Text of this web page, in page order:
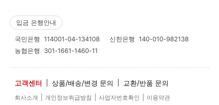
입금 은행안내
국민은행 114001-04-134108 신한은행 140-010-982138
농협은행 301-1661-1460-11
고객센터 상품/배송/변경 문의 교환/반품 문의
회사소개 개인정보취급방침 사업자번호확인 이용약관